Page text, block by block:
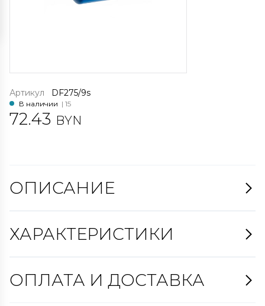
Артикул DF275/9s
В наличии | 15
72.43 BYN
ОПИСАНИЕ
ХАРАКТЕРИСТИКИ
ОПЛАТА И ДОСТАВКА